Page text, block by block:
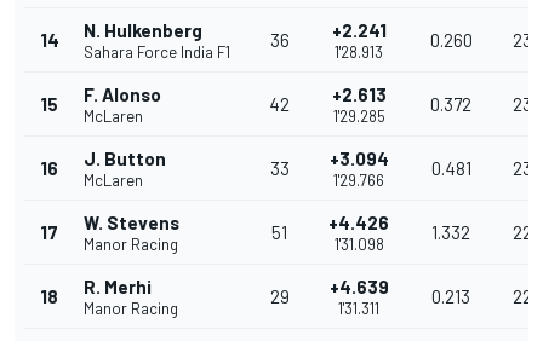
14 N. Hulkenberg
Sahara Force India F1
36 +2.241
1'28.913
0.260
15 F. Alonso
McLaren
42 +2.613
1'29.285
0.372
16 J. Button
McLaren
33 +3.094
1'29.766
0.481
17 W. Stevens
Manor Racing
51 +4.426
1'31.098
1.332
18 R. Merhi
Manor Racing
29 +4.639
1'31.311
0.213